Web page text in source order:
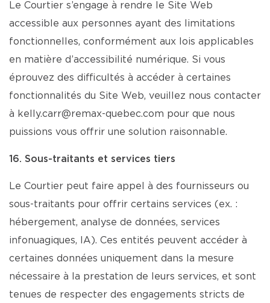
Le Courtier s’engage à rendre le Site Web
accessible aux personnes ayant des limitations
fonctionnelles, conformément aux lois applicables
en matière d’accessibilité numérique. Si vous
éprouvez des difficultés à accéder à certaines
fonctionnalités du Site Web, veuillez nous contacter
à kelly.carr@remax-quebec.com pour que nous
puissions vous offrir une solution raisonnable.
16. Sous-traitants et services tiers
Le Courtier peut faire appel à des fournisseurs ou
sous-traitants pour offrir certains services (ex. :
hébergement, analyse de données, services
infonuagiques, IA). Ces entités peuvent accéder à
certaines données uniquement dans la mesure
nécessaire à la prestation de leurs services, et sont
tenues de respecter des engagements stricts de